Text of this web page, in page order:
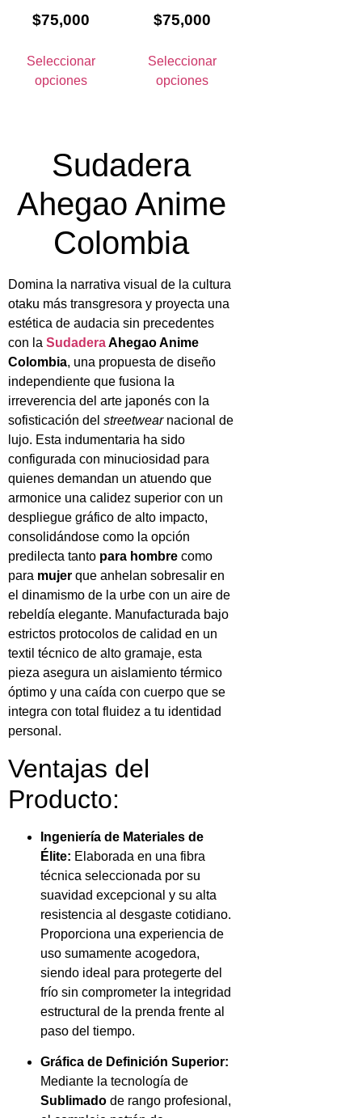
$75,000
Seleccionar
opciones
$75,000
Seleccionar
opciones
Sudadera
Ahegao Anime
Colombia
Domina la narrativa visual de la cultura
otaku más transgresora y proyecta una
estética de audacia sin precedentes
con la SudaderaAhegao Anime
Colombia, una propuesta de diseño
independiente que fusiona la
irreverencia del arte japonés con la
sofisticación del streetwearnacional de
lujo. Esta indumentaria ha sido
configurada con minuciosidad para
quienes demandan un atuendo que
armonice una calidez superior con un
despliegue gráfico de alto impacto,
consolidándose como la opción
predilecta tanto para hombre como
para mujer que anhelan sobresalir en
el dinamismo de la urbe con un aire de
rebeldía elegante. Manufacturada bajo
estrictos protocolos de calidad en un
textil técnico de alto gramaje, esta
pieza asegura un aislamiento térmico
óptimo y una caída con cuerpo que se
integra con total fluidez a tu identidad
personal.
Ventajas del
Producto:
Ingeniería de Materiales de
Élite: Elaborada en una fibra
técnica seleccionada por su
suavidad excepcional y su alta
resistencia al desgaste cotidiano.
Proporciona una experiencia de
uso sumamente acogedora,
siendo ideal para protegerte del
frío sin comprometer la integridad
estructural de la prenda frente al
paso del tiempo.
Gráfica de Definición Superior:
Mediante la tecnología de
Sublimado de rango profesional,